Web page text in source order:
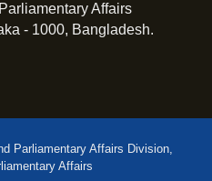
Affairs
- 1000, Bangladesh.
Parliamentary Affairs Division,
Affairs